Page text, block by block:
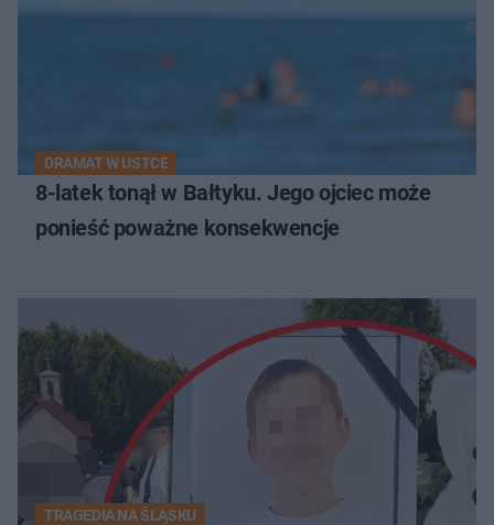
DRAMAT W USTCE
8-latek tonął w Bałtyku. Jego ojciec może
ponieść poważne konsekwencje
TRAGEDIA NA ŚLĄSKU